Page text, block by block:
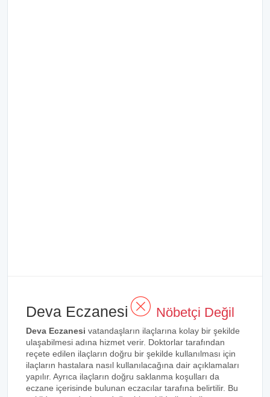
Deva Eczanesi Nöbetçi Değil
Deva Eczanesi vatandaşların ilaçlarına kolay bir şekilde
ulaşabilmesi adına hizmet verir. Doktorlar tarafından
reçete edilen ilaçların doğru bir şekilde kullanılması için
ilaçların hastalara nasıl kullanılacağına dair açıklamaları
yapılır. Ayrıca ilaçların doğru saklanma koşulları da
eczane içerisinde bulunan eczacılar tarafına belirtilir. Bu